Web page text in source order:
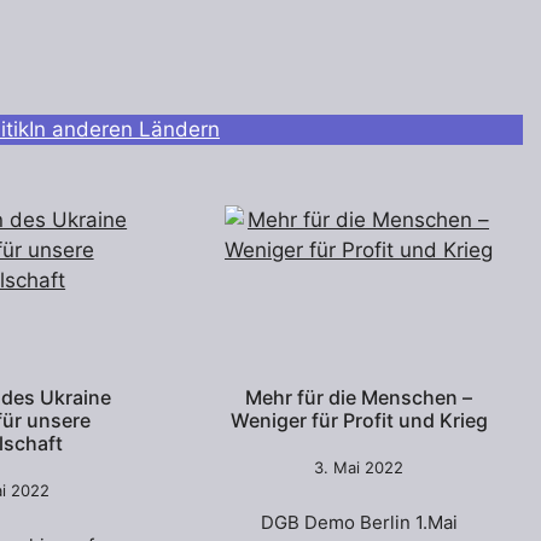
In anderen Ländern
Ukraine
unsere
2022
Mehr für die Menschen –
Weniger für Profit und Krieg
3. Mai 2022
DGB Demo Berlin 1.Mai